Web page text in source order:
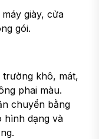
giày, cửa
gói.
khô, mát,
phai màu.
chuyển bằng
hình dạng và